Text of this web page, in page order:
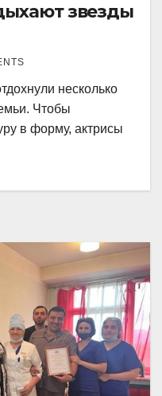
звезды
несколько
Чтобы
в форму, актрисы